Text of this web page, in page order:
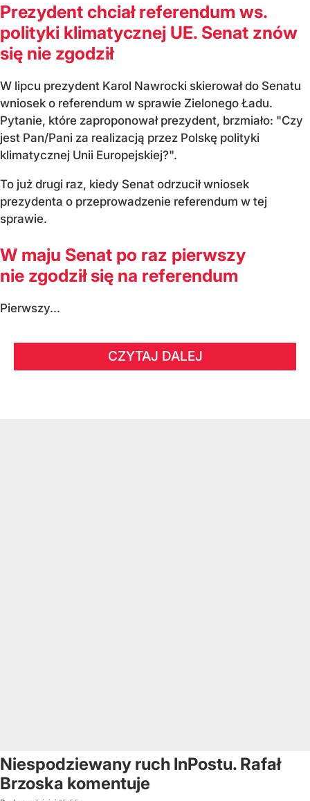
Prezydent chciał referendum ws.
polityki klimatycznej UE. Senat znów
się nie zgodził
W lipcu prezydent Karol Nawrocki skierował do Senatu
wniosek o referendum w sprawie Zielonego Ładu.
Pytanie, które zaproponował prezydent, brzmiało: "Czy
jest Pan/Pani za realizacją przez Polskę polityki
klimatycznej Unii Europejskiej?".
To już drugi raz, kiedy Senat odrzucił wniosek
prezydenta o przeprowadzenie referendum w tej
sprawie.
W maju Senat po raz pierwszy
nie zgodził się na referendum
Pierwszy...
CZYTAJ DALEJ
Niespodziewany ruch InPostu. Rafał
Brzoska komentuje